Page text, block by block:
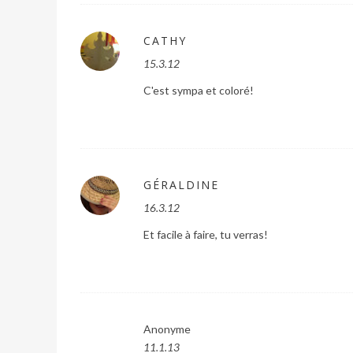
CATHY
15.3.12
C'est sympa et coloré!
GÉRALDINE
16.3.12
Et facile à faire, tu verras!
Anonyme
11.1.13